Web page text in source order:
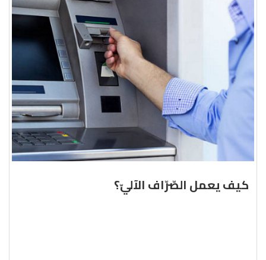
كيف يعمل الصّرّاف الآليّ؟